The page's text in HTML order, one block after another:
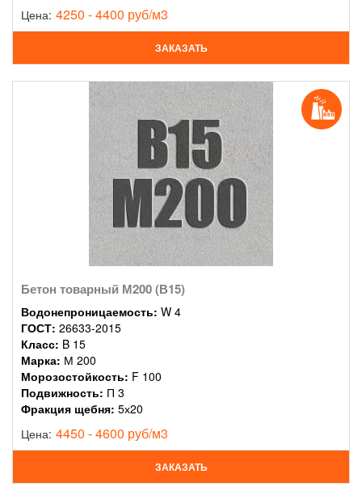
Цена: 4250 - 4400 руб/м3
ЗАКАЗАТЬ
Бетон товарный М200 (В15)
Водонепроницаемость: W 4
ГОСТ: 26633-2015
Класс: B 15
Марка: М 200
Морозостойкость: F 100
Подвижность: П 3
Фракция щебня: 5х20
Цена: 4450 - 4600 руб/м3
ЗАКАЗАТЬ